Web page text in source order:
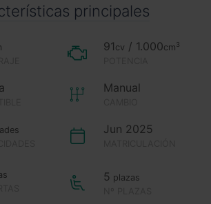
principales
91 cv / 1.000cm3
Manual
Jun 2025
5 plazas